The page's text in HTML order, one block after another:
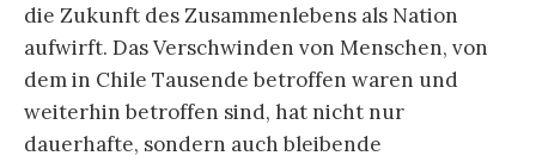
die Zukunft des Zusammenlebens als Nation
aufwirft. Das Verschwinden von Menschen, von
dem in Chile Tausende betroffen waren und
weiterhin betroffen sind, hat nicht nur
dauerhafte, sondern auch bleibende